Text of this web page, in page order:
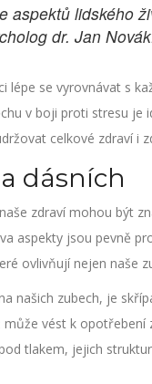
aspektů lidského
dr. Jan
se vyrovnávat s
v boji proti stresu
celkové zdraví i
dásních
zdraví mohou být
aspekty jsou pevně
ovlivňují nejen naše
našich zubech, je
vést k opotřebení
tlakem, jejich